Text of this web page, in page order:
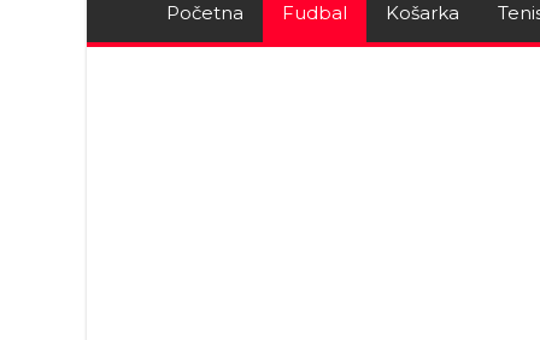
Početna Fudbal Košarka